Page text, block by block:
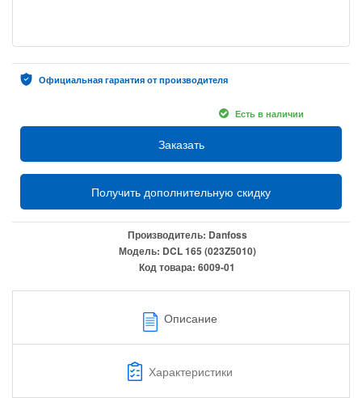
Официальная гарантия от производителя
Есть в наличии
Заказать
Получить дополнительную скидку
Производитель: Danfoss
Модель: DCL 165 (023Z5010)
Код товара: 6009-01
Описание
Характеристики